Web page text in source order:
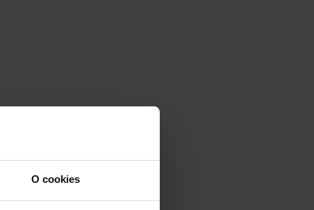
O cookies